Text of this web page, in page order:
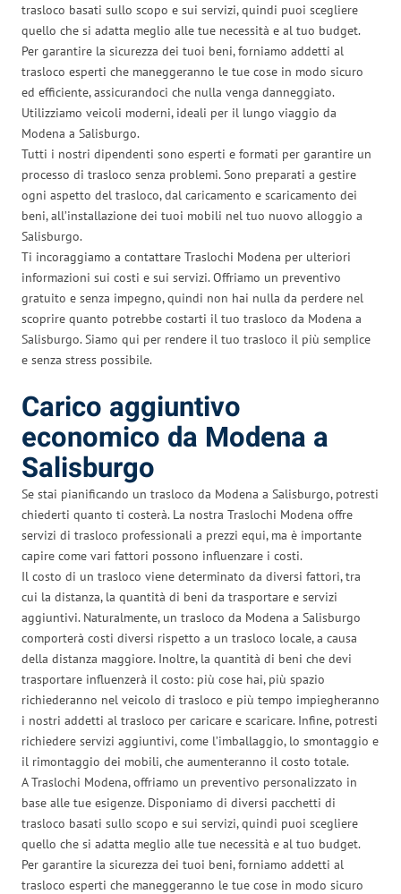
trasloco basati sullo scopo e sui servizi, quindi puoi scegliere
quello che si adatta meglio alle tue necessità e al tuo budget.
Per garantire la sicurezza dei tuoi beni, forniamo addetti al
trasloco esperti che maneggeranno le tue cose in modo sicuro
ed efficiente, assicurandoci che nulla venga danneggiato.
Utilizziamo veicoli moderni, ideali per il lungo viaggio da
Modena a Salisburgo.
Tutti i nostri dipendenti sono esperti e formati per garantire un
processo di trasloco senza problemi. Sono preparati a gestire
ogni aspetto del trasloco, dal caricamento e scaricamento dei
beni, all’installazione dei tuoi mobili nel tuo nuovo alloggio a
Salisburgo.
Ti incoraggiamo a contattare Traslochi Modena per ulteriori
informazioni sui costi e sui servizi. Offriamo un preventivo
gratuito e senza impegno, quindi non hai nulla da perdere nel
scoprire quanto potrebbe costarti il tuo trasloco da Modena a
Salisburgo. Siamo qui per rendere il tuo trasloco il più semplice
e senza stress possibile.
Carico aggiuntivo
economico da Modena a
Salisburgo
Se stai pianificando un trasloco da Modena a Salisburgo, potresti
chiederti quanto ti costerà. La nostra Traslochi Modena offre
servizi di trasloco professionali a prezzi equi, ma è importante
capire come vari fattori possono influenzare i costi.
Il costo di un trasloco viene determinato da diversi fattori, tra
cui la distanza, la quantità di beni da trasportare e servizi
aggiuntivi. Naturalmente, un trasloco da Modena a Salisburgo
comporterà costi diversi rispetto a un trasloco locale, a causa
della distanza maggiore. Inoltre, la quantità di beni che devi
trasportare influenzerà il costo: più cose hai, più spazio
richiederanno nel veicolo di trasloco e più tempo impiegheranno
i nostri addetti al trasloco per caricare e scaricare. Infine, potresti
richiedere servizi aggiuntivi, come l’imballaggio, lo smontaggio e
il rimontaggio dei mobili, che aumenteranno il costo totale.
A Traslochi Modena, offriamo un preventivo personalizzato in
base alle tue esigenze. Disponiamo di diversi pacchetti di
trasloco basati sullo scopo e sui servizi, quindi puoi scegliere
quello che si adatta meglio alle tue necessità e al tuo budget.
Per garantire la sicurezza dei tuoi beni, forniamo addetti al
trasloco esperti che maneggeranno le tue cose in modo sicuro